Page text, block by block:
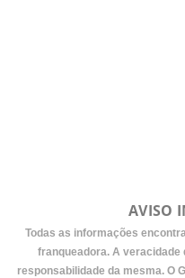
AVISO
Todas as informações
franqueadora. A veracidade
responsabilidade da mesma. O